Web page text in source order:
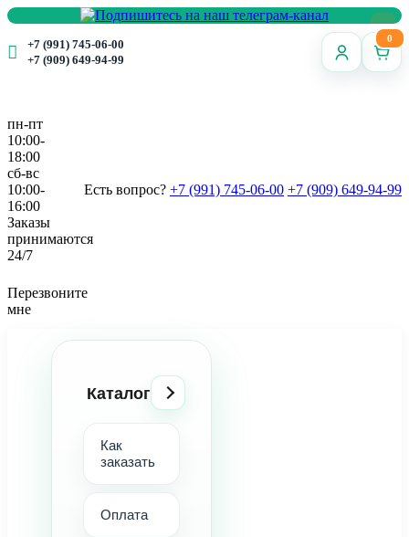
+7 (991) 745-06-00
+7 (909) 649-94-99
0
пн-пт
10:00-
18:00
сб-вс
10:00-
16:00
Заказы
принимаются
24/7
Есть вопрос? +7 (991) 745-06-00 +7 (909) 649-94-99
Перезвоните
мне
Каталог
Как
заказать
Оплата